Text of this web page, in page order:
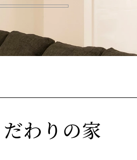
わりの家